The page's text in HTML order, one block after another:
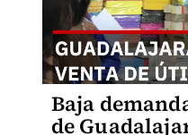
Baja
de